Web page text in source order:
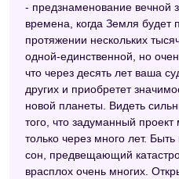
- предзнаменование вечной
времена, когда Земля будет
протяжении нескольких
одной-единственной, но
что через десять лет ваша
других и приобретет
новой планеты. Видеть
того, что задуманный
только через много лет.
сон, предвещающий
врасплох очень многих.